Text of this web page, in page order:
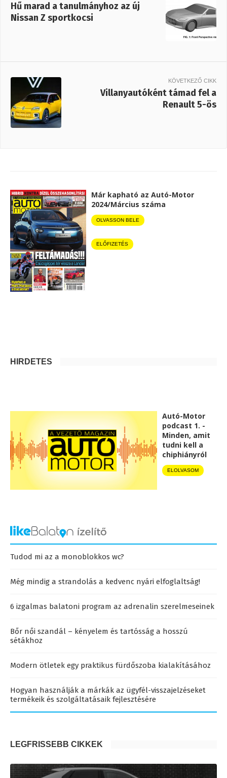
Hű marad a tanulmányhoz az új
Nissan Z sportkocsi
KÖVETKEZŐ CIKK
Villanyautóként támad fel a
Renault 5-ös
Már kapható az Autó-Motor
2024/Március száma
OLVASSON BELE
ELŐFIZETÉS
HIRDETÉS
Autó-Motor
podcast 1. -
Minden, amit
tudni kell a
chiphiányról
ELOLVASOM
Tudod mi az a monoblokkos wc?
Még mindig a strandolás a kedvenc nyári elfoglaltság!
6 izgalmas balatoni program az adrenalin szerelmeseinek
Bőr női szandál – kényelem és tartósság a hosszú
sétákhoz
Modern ötletek egy praktikus fürdőszoba kialakításához
Hogyan használják a márkák az ügyfél-visszajelzéseket
termékeik és szolgáltatásaik fejlesztésére
LEGFRISSEBB CIKKEK